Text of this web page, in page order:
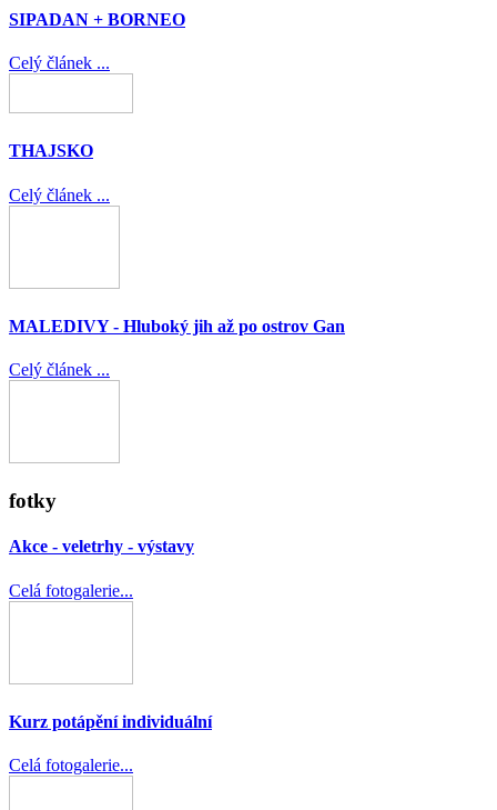
SIPADAN + BORNEO
Celý článek ...
THAJSKO
Celý článek ...
MALEDIVY - Hluboký jih až po ostrov Gan
Celý článek ...
fotky
Akce - veletrhy - výstavy
Celá fotogalerie...
Kurz potápění individuální
Celá fotogalerie...